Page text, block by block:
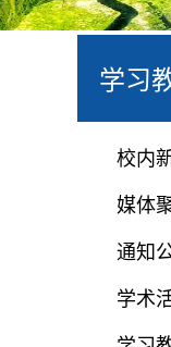
学习
校内
媒体
通知
学术